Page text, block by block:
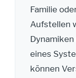
Familie
Aufstellen
eines
können